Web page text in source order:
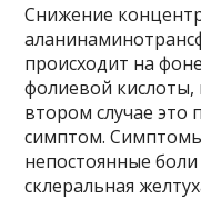
Снижение
происходит на
фолиевой
втором случае это
симптом.
непостоянные боли
склеральная